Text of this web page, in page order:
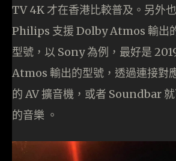
TV 4K 才在香港比較普及。另外
Philips 支援 Dolby Atmos 輸出
型號，以 Sony 為例，最好是
Atmos 輸出的型號，透過連接對
的 AV 擴音機，或者 Soundbar
的音樂 。